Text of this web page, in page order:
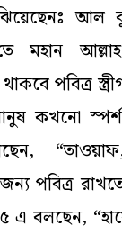
আল
পবিত্র
কখনো
পবিত্র
এ বলছেন,